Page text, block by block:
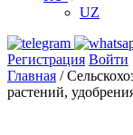
UZ
Регистрация Войти
Главная /
растений,